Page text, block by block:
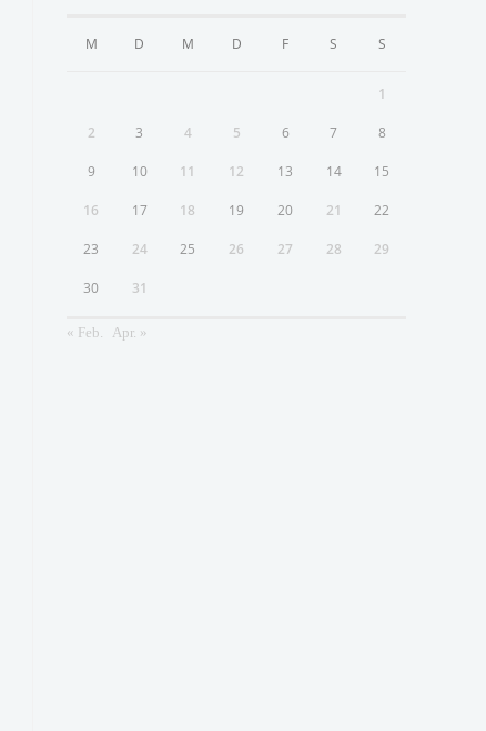
M D M D F S S
1
2 3 4 5 6 7 8
9 10 11 12 13 14 15
16 17 18 19 20 21 22
23 24 25 26 27 28 29
30 31
« Feb. Apr. »